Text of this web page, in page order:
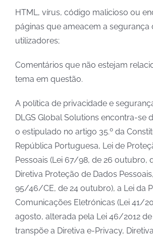
HTML, vírus, código malicioso ou
páginas que ameacem a segurança
utilizadores;
Comentários que não estejam
tema em questão.
A política de privacidade e
DLGS Global Solutions encontra-se
o estipulado no artigo 35.º da
República Portuguesa, Lei de
Pessoais (Lei 67/98, de 26 outubro,
Diretiva Proteção de Dados
95/46/CE, de 24 outubro), a Lei da
Comunicações Eletrónicas (Lei 41/
agosto, alterada pela Lei 46/2012
transpõe a Diretiva e-Privacy,